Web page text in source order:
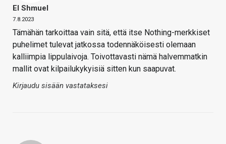
El Shmuel
7.8.2023
Tämähän tarkoittaa vain sitä, että itse Nothing-merkkiset
puhelimet tulevat jatkossa todennäköisesti olemaan
kalliimpia lippulaivoja. Toivottavasti nämä halvemmatkin
mallit ovat kilpailukykyisiä sitten kun saapuvat.
Kirjaudu sisään vastataksesi